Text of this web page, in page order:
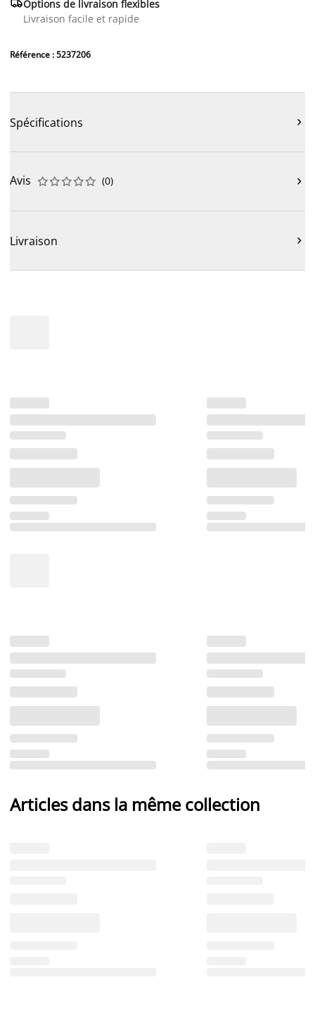
Options de livraison flexibles
Livraison facile et rapide
Référence : 5237206
Spécifications 
Avis 




 (0) 
Livraison 
Articles dans la même collection